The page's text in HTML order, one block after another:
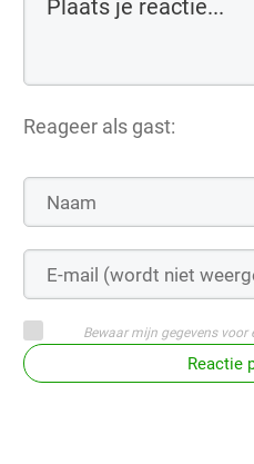
Reageer als gast:
Bewaar mijn gegevens voor
Reactie